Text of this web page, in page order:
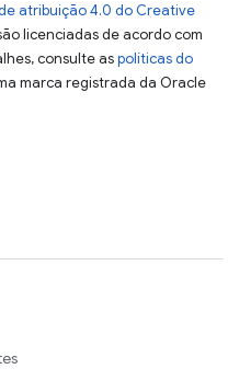
atribuição 4.0 do Creative
licenciadas de acordo com
consulte aspolíticas do
marca registrada da Oracle